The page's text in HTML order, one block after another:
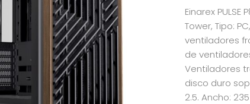
Einarex
Tower, Tipo:
ventiladores
de
Ventiladores
disco duro
2.5. Ancho: